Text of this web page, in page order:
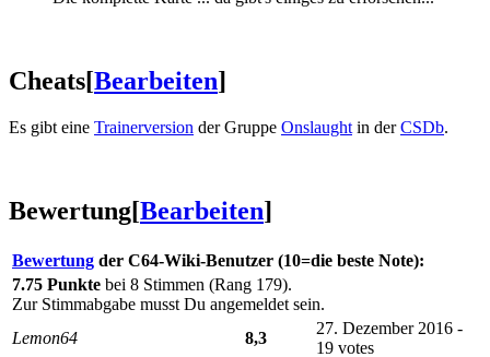
Cheats[Bearbeiten]
Es gibt eine Trainerversion der Gruppe Onslaught in derCSDb.
Bewertung[Bearbeiten]
Bewertung der C64-Wiki-Benutzer (10=die beste Note):
7.75 Punkte bei 8 Stimmen (Rang 179).
Zur Stimmabgabe musst Du angemeldet sein.
Lemon64
8,3
27. Dezember 2016 -
19 votes